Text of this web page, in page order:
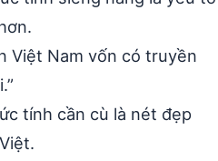
Việt Nam vốn có truyền
tính cần cù là nét đẹp